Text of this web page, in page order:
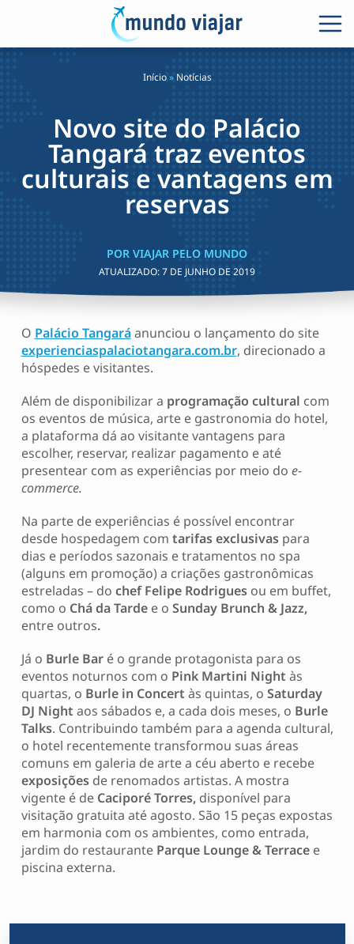
Início» Notícias
Novo site do Palácio
Tangará traz eventos
culturais e vantagens em
reservas
POR VIAJAR PELO MUNDO
ATUALIZADO:7 DE JUNHO DE 2019
O Palácio Tangaráanunciou o lançamento do site
experienciaspalaciotangara.com.br, direcionado a
hóspedes e visitantes.
Além de disponibilizar a programação cultural com
os eventos de música, arte e gastronomia do hotel,
a plataforma dá ao visitante vantagens para
escolher, reservar, realizar pagamento e até
presentear com as experiências por meio do e-
commerce.
Na parte de experiências é possível encontrar
desde hospedagem com tarifas exclusivaspara
dias e períodos sazonais e tratamentos no spa
(alguns em promoção) a criações gastronômicas
estreladas – do chef Felipe Rodriguesou em buffet,
como o Chá da Tardee o Sunday Brunch & Jazz,
entre outros.
Já o Burle Baré o grande protagonista para os
eventos noturnos com o Pink Martini Night às
quartas, o Burle in Concert às quintas, o Saturday
DJ Night aos sábados e, a cada dois meses, o Burle
Talks. Contribuindo também para a agenda cultural,
o hotel recentemente transformou suas áreas
comuns em galeria de arte a céu aberto e recebe
exposiçõesde renomados artistas. A mostra
vigente é de Caciporé Torres,disponível para
visitação gratuita até agosto. São 15 peças expostas
em harmonia com os ambientes, como entrada,
jardim do restaurante Parque Lounge & Terracee
piscina externa.